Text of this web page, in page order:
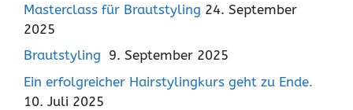
Masterclass für Brautstyling 24. September
2025
Brautstyling 9. September 2025
Ein erfolgreicher Hairstylingkurs geht zu Ende.
10. Juli 2025